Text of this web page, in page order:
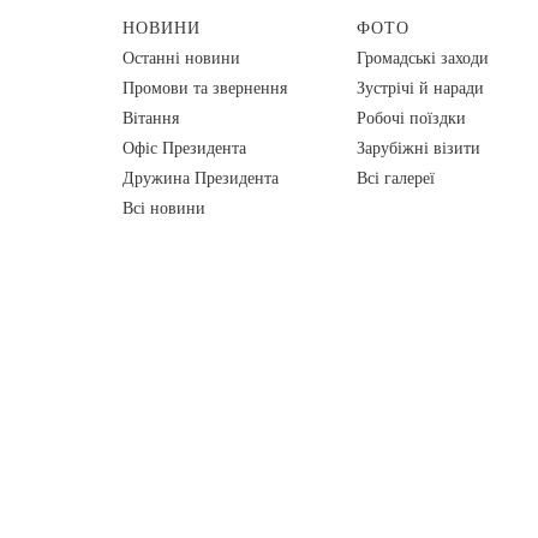
НОВИНИ
Останні новини
Промови та звернення
Вiтання
Офіс Президента
Дружина Президента
Всі новини
ФОТО
Громадські заходи
Зустрічі й наради
Робочі поїздки
Зарубіжні візити
Всі галереї